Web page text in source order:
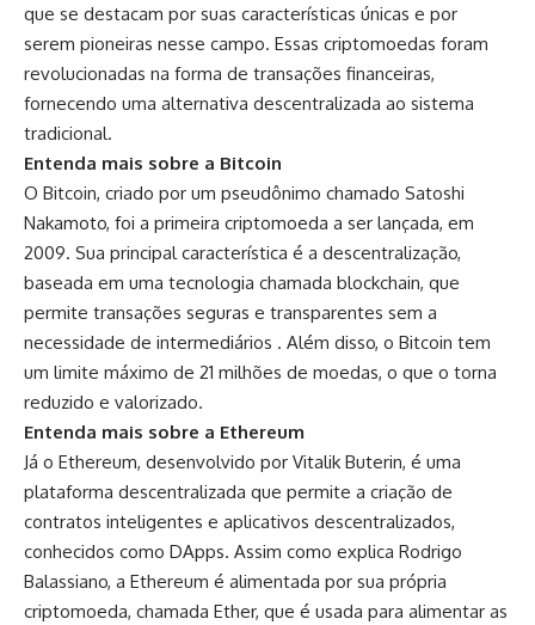
que se destacam por suas características únicas e por
serem pioneiras nesse campo. Essas criptomoedas foram
revolucionadas na forma de transações financeiras,
fornecendo uma alternativa descentralizada ao sistema
tradicional.
Entenda mais sobre a Bitcoin
O Bitcoin, criado por um pseudônimo chamado Satoshi
Nakamoto, foi a primeira criptomoeda a ser lançada, em
2009. Sua principal característica é a descentralização,
baseada em uma tecnologia chamada blockchain, que
permite transações seguras e transparentes sem a
necessidade de intermediários . Além disso, o Bitcoin tem
um limite máximo de 21 milhões de moedas, o que o torna
reduzido e valorizado.
Entenda mais sobre a Ethereum
Já o Ethereum, desenvolvido por Vitalik Buterin, é uma
plataforma descentralizada que permite a criação de
contratos inteligentes e aplicativos descentralizados,
conhecidos como DApps. Assim como explica Rodrigo
Balassiano, a Ethereum é alimentada por sua própria
criptomoeda, chamada Ether, que é usada para alimentar as